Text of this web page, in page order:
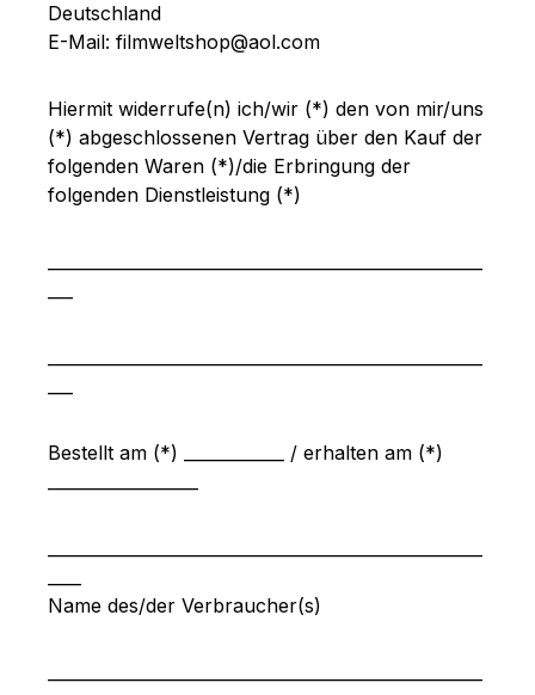
Deutschland
E-Mail: filmweltshop@aol.com
Hiermit widerrufe(n) ich/wir (*) den von mir/uns
(*) abgeschlossenen Vertrag über den Kauf der
folgenden Waren (*)/die Erbringung der
folgenden Dienstleistung (*)
Bestellt am (*) ____________ / erhalten am (*)
Name des/der Verbraucher(s)